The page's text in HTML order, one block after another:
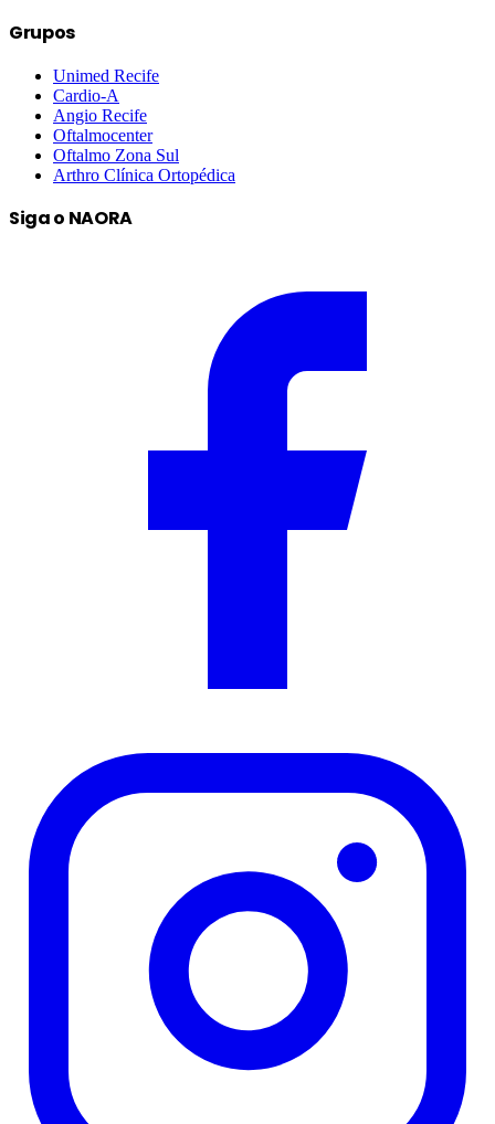
Grupos
Unimed Recife
Cardio-A
Angio Recife
Oftalmocenter
Oftalmo Zona Sul
Arthro Clínica Ortopédica
Siga o NAORA